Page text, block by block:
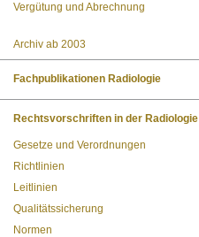
Vergütung und Abrechnung
Archiv ab 2003
Fachpublikationen Radiologie
Rechtsvorschriften in der Radiologie
Gesetze und Verordnungen
Richtlinien
Leitlinien
Qualitätssicherung
Normen